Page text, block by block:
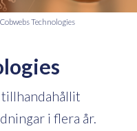
Technologies
tillhandahållit
i flera år.